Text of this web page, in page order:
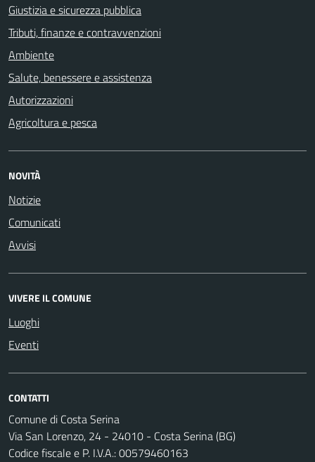
Giustizia e sicurezza pubblica
Tributi, finanze e contravvenzioni
Ambiente
Salute, benessere e assistenza
Autorizzazioni
Agricoltura e pesca
NOVITÀ
Notizie
Comunicati
Avvisi
VIVERE IL COMUNE
Luoghi
Eventi
CONTATTI
Comune di Costa Serina
Via San Lorenzo, 24 - 24010 - Costa Serina (BG)
Codice fiscale e P. I.V.A.: 00579460163